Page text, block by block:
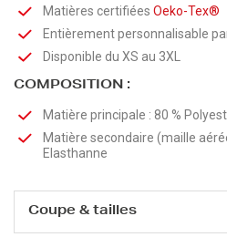
Matières certifiées Oeko-Tex®
Entièrement personnalisable
Disponible du XS au 3XL
COMPOSITION :
Matière principale : 80 %
Matière secondaire (maille
Elasthanne
Coupe & tailles